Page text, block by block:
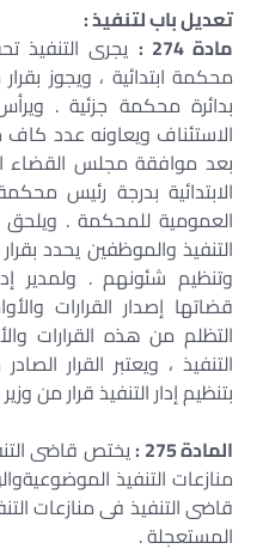
تعديل باب لتنفيذ :
مادة 274 :
يجرى التنفيذ
محكمة ابتدائية ، ويجوز
بدائرة محكمة جزئية .
الاستئناف ويعاونه عدد كاف
بعد موافقة مجلس القضاء
الابتدائية بدرجة رئيس
العمومية للمحكمة .
التنفيذ والموظفين يحدد
وتنظيم شئونهم . ولمدير
قضاتها إصدار القرارات
التظلم من هذه القرارات
التنفيذ ، ويعتبر القرار
بتنظيم إدار التنفيذ قرار من
المادة 275 :
يختص قاضى
منازعات التنفيذ
قاضى التنفيذ فى منازعات
المستعجلة .